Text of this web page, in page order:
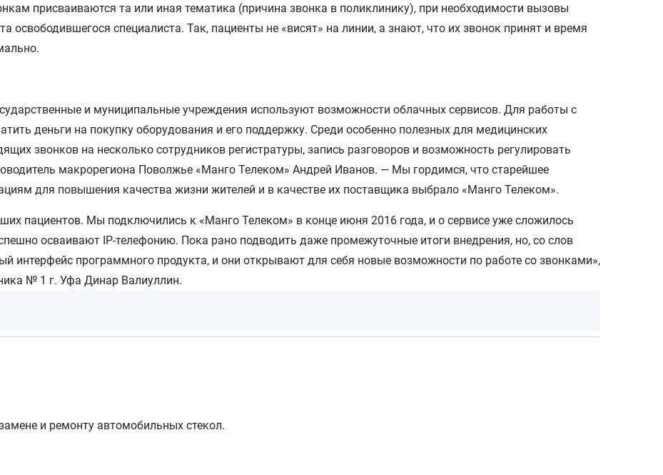
присваиваются та или иная тематика (причина звонка в поликлинику), при необходимости вызовы
освободившегося специалиста. Так, пациенты не «висят» на линии, а знают, что их звонок принят и время
и муниципальные учреждения используют возможности облачных сервисов. Для работы с
деньги на покупку оборудования и его поддержку. Среди особенно полезных для медицинских
звонков на несколько сотрудников регистратуры, запись разговоров и возможность регулировать
макрорегиона Поволжье «Манго Телеком» Андрей Иванов. — Мы гордимся, что старейшее
для повышения качества жизни жителей и в качестве их поставщика выбрало «Манго Телеком».
пациентов. Мы подключились к «Манго Телеком» в конце июня 2016 года, и о сервисе уже сложилось
осваивают IP-телефонию. Пока рано подводить даже промежуточные итоги внедрения, но, со слов
интерфейс программного продукта, и они открывают для себя новые возможности по работе со звонками»,
№ 1 г. Уфа Динар Валиуллин.
и ремонту автомобильных стекол.